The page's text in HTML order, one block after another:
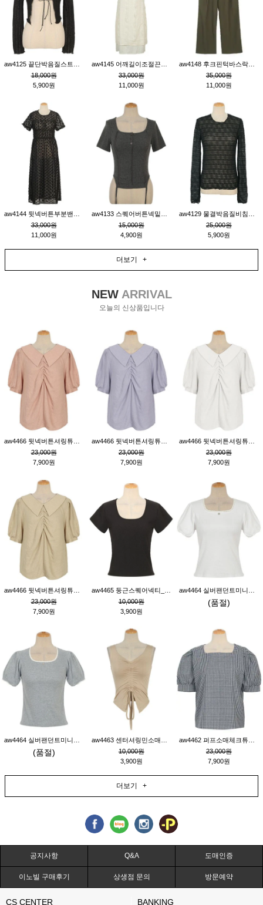
18,000원
5,900원
33,000원
11,000원
35,000원
11,000원
33,000원
11,000원
15,000원
4,900원
25,000원
5,900원
더보기 +
NEWARRIVAL
오늘의 신상품입니다
23,000원
7,900원
23,000원
7,900원
23,000원
7,900원
23,000원
7,900원
10,000원
3,900원
(품절)
(품절)
10,000원
3,900원
23,000원
7,900원
더보기 +
공지사항 Q&A 도매인증
이노빌 구매후기 상생점 문의 방문예약
CS CENTER BANKING